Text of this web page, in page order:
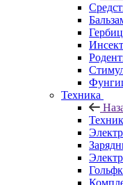
Техника